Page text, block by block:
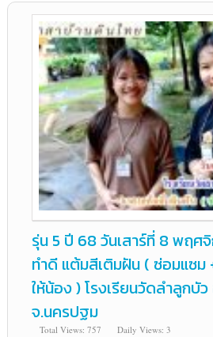
รุ่น 5 ปี 68 วันเสาร์ที่ 8 พฤศ
ทำดี แต้มสีเติมฝัน ( ซ่อมแซม
ให้น้อง ) โรงเรียนวัดลำลูกบั
จ.นครปฐม
Total Views: 757
Daily Views: 3